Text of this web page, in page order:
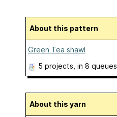
About this pattern
Green Tea shawl
5 projects , in 8 queues
About this yarn